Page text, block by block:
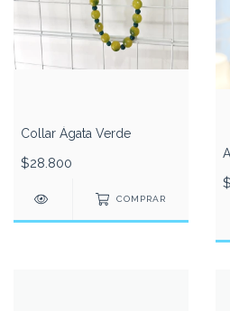
Collar Ágata Verde
$28.800
COMPRAR